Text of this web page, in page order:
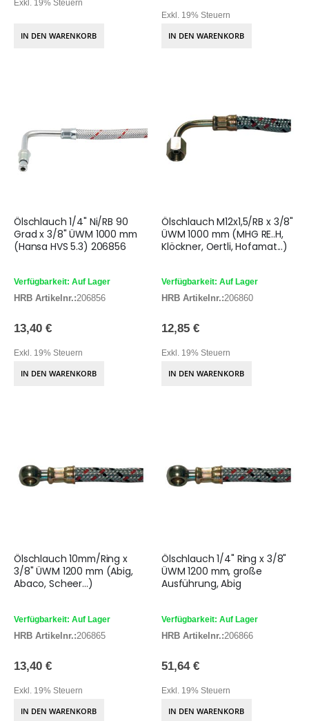
Exkl. 19% Steuern
IN DEN WARENKORB
Exkl. 19% Steuern
IN DEN WARENKORB
Ölschlauch 1/4" Ni/RB 90
Grad x 3/8" ÜWM 1000 mm
(Hansa HVS 5.3) 206856
Verfügbarkeit: Auf Lager
HRB Artikelnr.:206856
13,40 €
Exkl. 19% Steuern
IN DEN WARENKORB
Ölschlauch M12x1,5/RB x 3/8"
ÜWM 1000 mm (MHG RE..H,
Klöckner, Oertli, Hofamat...)
Verfügbarkeit: Auf Lager
HRB Artikelnr.:206860
12,85 €
Exkl. 19% Steuern
IN DEN WARENKORB
Ölschlauch 10mm/Ring x
3/8" ÜWM 1200 mm (Abig,
Abaco, Scheer...)
Verfügbarkeit: Auf Lager
HRB Artikelnr.:206865
13,40 €
Exkl. 19% Steuern
IN DEN WARENKORB
Ölschlauch 1/4" Ring x 3/8"
ÜWM 1200 mm, große
Ausführung, Abig
Verfügbarkeit: Auf Lager
HRB Artikelnr.:206866
51,64 €
Exkl. 19% Steuern
IN DEN WARENKORB